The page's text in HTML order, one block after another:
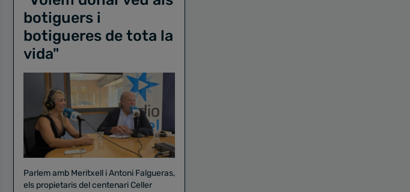
botiguers i
botigueres de tota la
vida"
Parlem amb Meritxell i Antoni Falgueras,
els propietaris del centenari Celler